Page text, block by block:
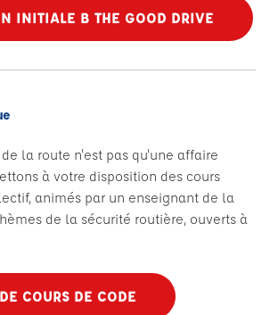
INITIALE B THE GOOD DRIVE
la route n'est pas qu'une affaire
à votre disposition des cours
animés par un enseignant de la
de la sécurité routière, ouverts à
COURS DE CODE